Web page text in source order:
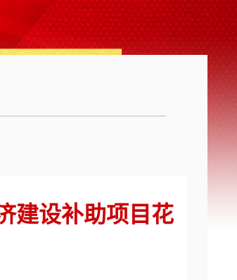
建设补助项目花